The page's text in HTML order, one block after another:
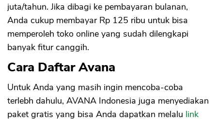
juta/tahun. Jika dibagi ke pembayaran bulanan,
Anda cukup membayar Rp 125 ribu untuk bisa
memperoleh toko online yang sudah dilengkapi
banyak fitur canggih.
Cara Daftar Avana
Untuk Anda yang masih ingin mencoba-coba
terlebh dahulu, AVANA Indonesia juga menyediakan
paket gratis yang bisa Anda dapatkan melalu link